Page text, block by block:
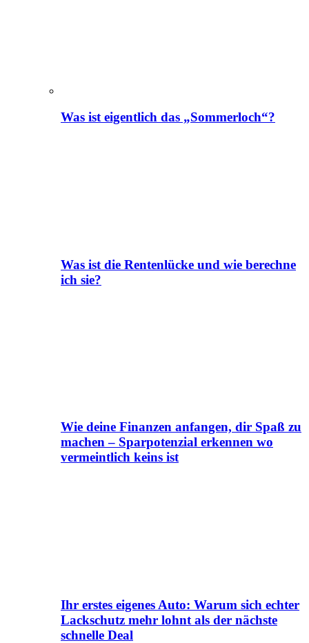
Was ist eigentlich das „Sommerloch“?
Was ist die Rentenlücke und wie berechne
ich sie?
Wie deine Finanzen anfangen, dir Spaß zu
machen – Sparpotenzial erkennen wo
vermeintlich keins ist
Ihr erstes eigenes Auto: Warum sich echter
Lackschutz mehr lohnt als der nächste
schnelle Deal